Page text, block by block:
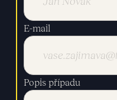
E-mail
Popis případu